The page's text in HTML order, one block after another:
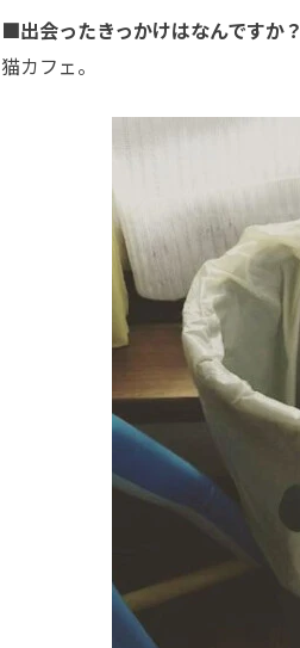
■出会ったきっかけはなんですか？
猫カフェ。